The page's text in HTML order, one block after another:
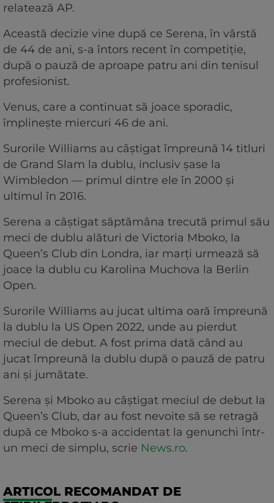
relatează AP.
Această decizie vine după ce Serena, în vârstă
de 44 de ani, s-a întors recent în competiţie,
după o pauză de aproape patru ani din tenisul
profesionist.
Venus, care a continuat să joace sporadic,
împlineşte miercuri 46 de ani.
Surorile Williams au câştigat împreună 14 titluri
de Grand Slam la dublu, inclusiv şase la
Wimbledon — primul dintre ele în 2000 şi
ultimul în 2016.
Serena a câştigat săptămâna trecută primul său
meci de dublu alături de Victoria Mboko, la
Queen’s Club din Londra, iar marţi urmează să
joace la dublu cu Karolina Muchova la Berlin
Open.
Surorile Williams au jucat ultima oară împreună
la dublu la US Open 2022, unde au pierdut
meciul de debut. A fost prima dată când au
jucat împreună la dublu după o pauză de patru
ani şi jumătate.
Serena şi Mboko au câştigat meciul de debut la
Queen’s Club, dar au fost nevoite să se retragă
după ce Mboko s-a accidentat la genunchi într-
un meci de simplu, scrie News.ro.
ARTICOL RECOMANDAT DE